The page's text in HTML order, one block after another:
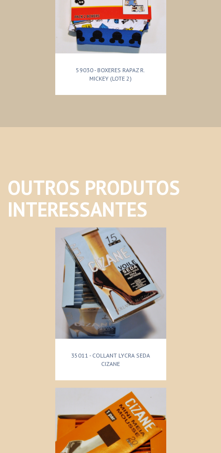
59030 - BOXERES RAPAZ R.
MICKEY (LOTE 2)
OUTROS PRODUTOS
INTERESSANTES
35011 - COLLANT LYCRA SEDA
CIZANE